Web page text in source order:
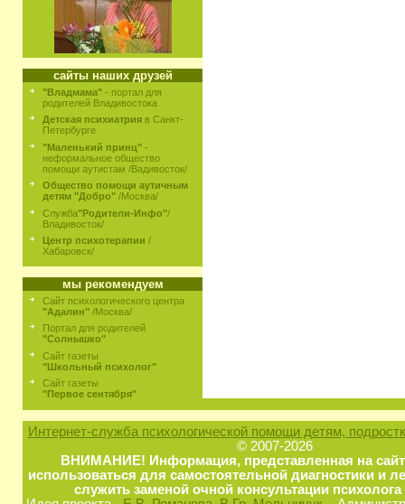
сайты наших друзей
"Владмама" - портал для
родителей Владивостока
Детская психиатрия в Санкт-
Петербурге
"Маленький принц" -
неформальное общество
помощи аутистам /Вадивосток/
Общество помощи аутичным
детям "Добро" /Москва/
Служба"Родители-Инфо"/
Владивосток/
Центр психотерапии /
Хабаровск/
мы рекомендуем
Сайт психологического центра
"Адалин" /Москва/
Портал для родителей
"Солнышко"
Сайт газеты
"Школьный психолог"
Сайт газеты
"Первое сентября"
Интернет-служба психологической помощи детям,
© 2007-2026
ВНИМАНИЕ! Информация, представленная на
использоваться для самостоятельной диагностики и
служить заменой очной консультации